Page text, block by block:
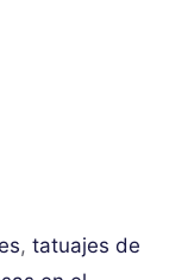
,tatuajes de